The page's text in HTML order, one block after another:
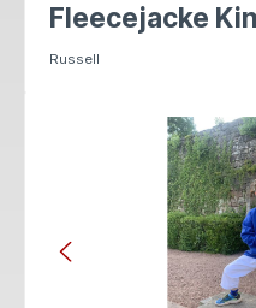
Fleecejacke
Russell
Bildergalerie überspringen